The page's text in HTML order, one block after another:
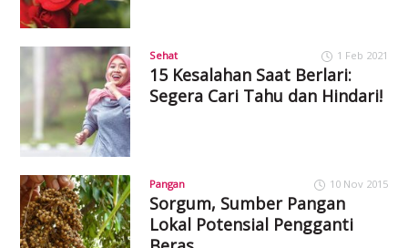
Sehat 1 Feb 2021
15 Kesalahan Saat Berlari:
Segera Cari Tahu dan Hindari!
Pangan 10 Nov 2015
Sorgum, Sumber Pangan
Lokal Potensial Pengganti